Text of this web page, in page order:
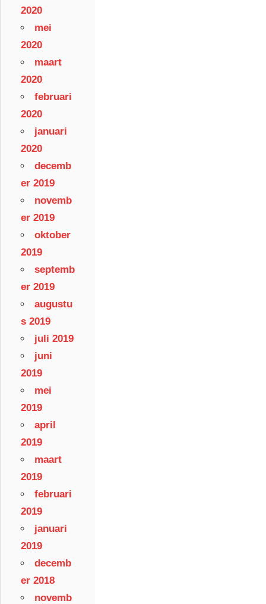
2020
mei
2020
maart
2020
februari
2020
januari
2020
decemb
er 2019
novemb
er 2019
oktober
2019
septemb
er 2019
augustu
s 2019
juli 2019
juni
2019
mei
2019
april
2019
maart
2019
februari
2019
januari
2019
decemb
er 2018
novemb